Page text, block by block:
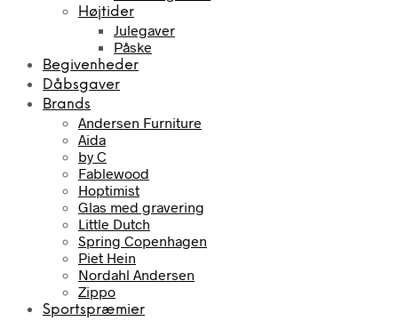
Højtider
Julegaver
Påske
Begivenheder
Dåbsgaver
Brands
Andersen Furniture
Aida
by C
Fablewood
Hoptimist
Glas med gravering
Little Dutch
Spring Copenhagen
Piet Hein
Nordahl Andersen
Zippo
Sportspræmier